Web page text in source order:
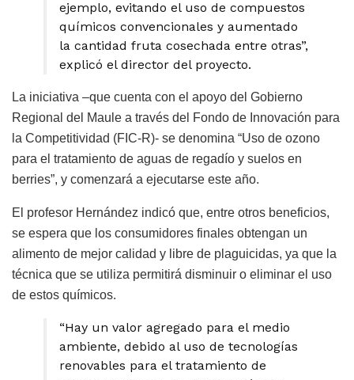
ejemplo, evitando el uso de compuestos
químicos convencionales y aumentado
la cantidad fruta cosechada entre otras”,
explicó el director del proyecto.
La iniciativa –que cuenta con el apoyo del Gobierno
Regional del Maule a través del Fondo de Innovación para
la Competitividad (FIC-R)- se denomina “Uso de ozono
para el tratamiento de aguas de regadío y suelos en
berries”, y comenzará a ejecutarse este año.
El profesor Hernández indicó que, entre otros beneficios,
se espera que los consumidores finales obtengan un
alimento de mejor calidad y libre de plaguicidas, ya que la
técnica que se utiliza permitirá disminuir o eliminar el uso
de estos químicos.
“Hay un valor agregado para el medio
ambiente, debido al uso de tecnologías
renovables para el tratamiento de